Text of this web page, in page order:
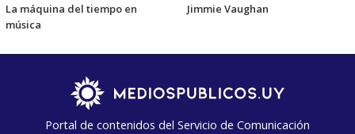
La máquina del tiempo en
música
Jimmie Vaughan
Portal de contenidos del Servicio de Comunicación